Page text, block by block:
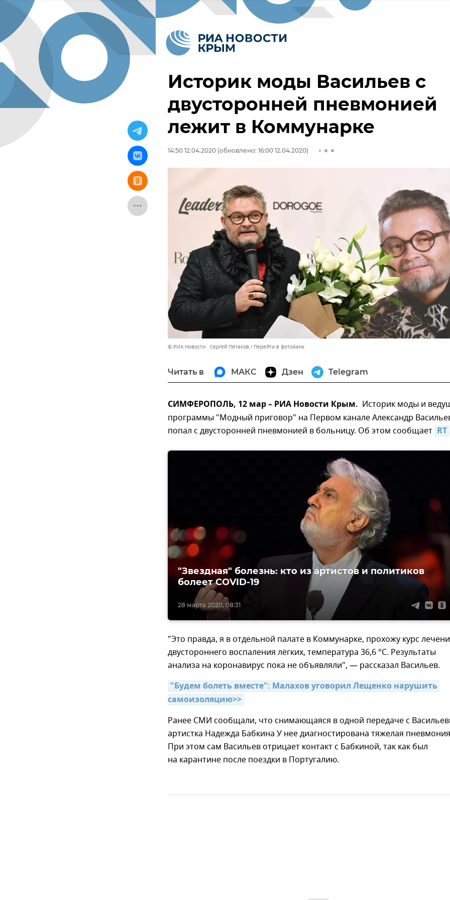
Историк моды Васильев с
двусторонней пневмонией
лежит в Коммунарке
14:50 12.04.2020 (обновлено: 16:00 12.04.2020)
© РИА Новости . Сергей Пятаков Перейти в фотобанк
Читать в МАКС Дзен Telegram
СИМФЕРОПОЛЬ, 12 мар – РИА Новости Крым. Историк моды и
программы "Модный приговор" на Первом канале Александр
попал с двусторонней пневмонией в больницу. Об этом сообщает RT
28 марта 2020, 08:31
"Звездная" болезнь: кто из артистов и политиков
болеет COVID-19
"Это правда, я в отдельной палате в Коммунарке, прохожу курс
двустороннего воспаления лёгких, температура 36,6 °С. Результаты
анализа на коронавирус пока не объявляли", — рассказал Васильев.
"Будем болеть вместе": Малахов уговорил Лещенко нарушить
самоизоляцию>>
Ранее СМИ сообщали, что снимающаяся в одной передаче с
артистка Надежда Бабкина У нее диагностирована тяжелая
При этом сам Васильев отрицает контакт с Бабкиной, так как был
на карантине после поездки в Португалию.